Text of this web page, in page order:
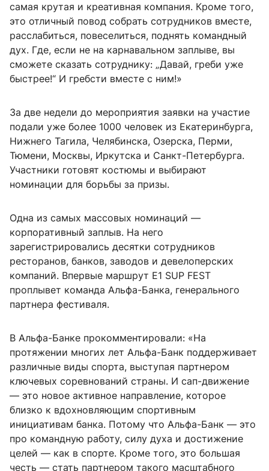
самая крутая и креативная компания. Кроме того,
это отличный повод собрать сотрудников вместе,
расслабиться, повеселиться, поднять командный
дух. Где, если не на карнавальном заплыве, вы
сможете сказать сотруднику: „Давай, греби уже
быстрее!“ И гребсти вместе с ним!»
За две недели до мероприятия заявки на участие
подали уже более 1000 человек из Екатеринбурга,
Нижнего Тагила, Челябинска, Озерска, Перми,
Тюмени, Москвы, Иркутска и Санкт-Петербурга.
Участники готовят костюмы и выбирают
номинации для борьбы за призы.
Одна из самых массовых номинаций —
корпоративный заплыв. На него
зарегистрировались десятки сотрудников
ресторанов, банков, заводов и девелоперских
компаний. Впервые маршрут E1 SUP FEST
проплывет команда Альфа-Банка, генерального
партнера фестиваля.
В Альфа-Банке прокомментировали: «На
протяжении многих лет Альфа-Банк поддерживает
различные виды спорта, выступая партнером
ключевых соревнований страны. И сап-движение
— это новое активное направление, которое
близко к вдохновляющим спортивным
инициативам банка. Потому что Альфа-Банк — это
про командную работу, силу духа и достижение
целей — как в спорте. Кроме того, это большая
честь — стать партнером такого масштабного